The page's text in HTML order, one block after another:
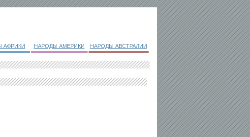
АФРИКИ НАРОДЫ АМЕРИКИ НАРОДЫ АВСТРАЛИИ